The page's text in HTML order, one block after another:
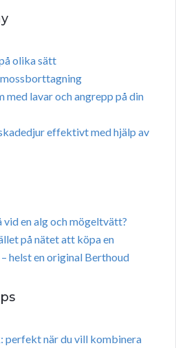
olika sätt
med lavar och angrepp på din
effektivt med hjälp av
vid en alg och mögeltvätt?
på nätet att köpa en
helst en original Berthoud
perfekt när du vill kombinera